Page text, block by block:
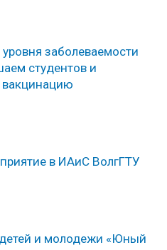
заболеваемости
студентов и
вакцинацию
в ИАиС ВолгГТУ
и молодежи «Юный